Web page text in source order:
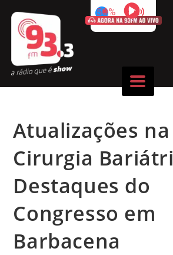
50%
Atualizações na
Cirurgia
Destaques do
Congresso em
Barbacena